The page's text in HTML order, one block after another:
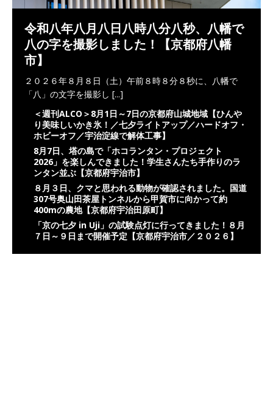
令和八年八月八日八時八分八秒、八幡で
八の字を撮影しました！【京都府八幡
市】
２０２６年８月８日（土）午前８時８分８秒に、八幡で
「八」の文字を撮影し [...]
＜週刊ALCO＞8月1日～7日の京都府山城地域【ひんや
り美味しいかき氷！／七夕ライトアップ／ハードオフ・
ホビーオフ／宇治淀線で解体工事】
8月7日、塔の島で「ホコランタン・プロジェクト
2026」を楽しんできました！学生さんたち手作りのラ
ンタン並ぶ【京都府宇治市】
８月３日、クマと思われる動物が確認されました。国道
307号奥山田茶屋トンネルから甲賀市に向かって約
400mの農地【京都府宇治田原町】
「京の七夕 in Uji」の試験点灯に行ってきました！８月
７日～９日まで開催予定【京都府宇治市／２０２６】